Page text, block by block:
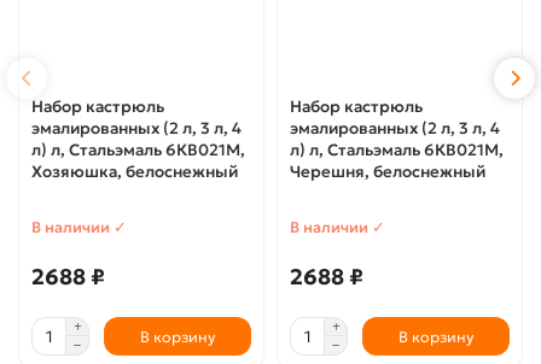
Набор кастрюль
эмалированных (2 л, 3 л, 4
л) л, Стальэмаль 6КВ021М,
Хозяюшка, белоснежный
В наличии ✓
2688 ₽
В корзину
Набор кастрюль
эмалированных (2 л, 3 л, 4
л) л, Стальэмаль 6КВ021М,
Черешня, белоснежный
В наличии ✓
2688 ₽
В корзину